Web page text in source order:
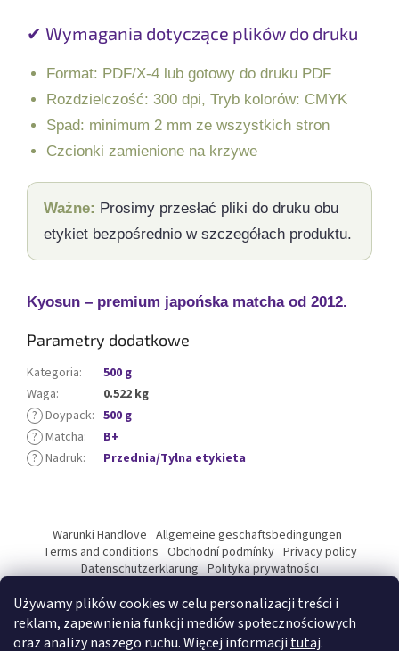
Używamy plików cookies w celu personalizacji treści i
reklam, zapewnienia funkcji mediów społecznościowych
oraz analizy naszego ruchu. Więcej informacji tutaj.
✔ Wymagania dotyczące plików do druku
Format: PDF/X-4 lub gotowy do druku PDF
Rozdzielczość: 300 dpi, Tryb kolorów: CMYK
Spad: minimum 2 mm ze wszystkich stron
Czcionki zamienione na krzywe
Ważne: Prosimy przesłać pliki do druku obu
etykiet bezpośrednio w szczegółach produktu.
Kyosun – premium japońska matcha od 2012.
Parametry dodatkowe
Kategoria:
500 g
Waga:
0.522 kg
? Doypack: 500 g
? Matcha:
B+
? Nadruk: Przednia/Tylna etykieta
p
k
Warunki Handlove Allgemeine geschaftsbedingungen
Terms and conditions Obchodní podmínky Privacy policy
Datenschutzerklarung Polityka prywatności